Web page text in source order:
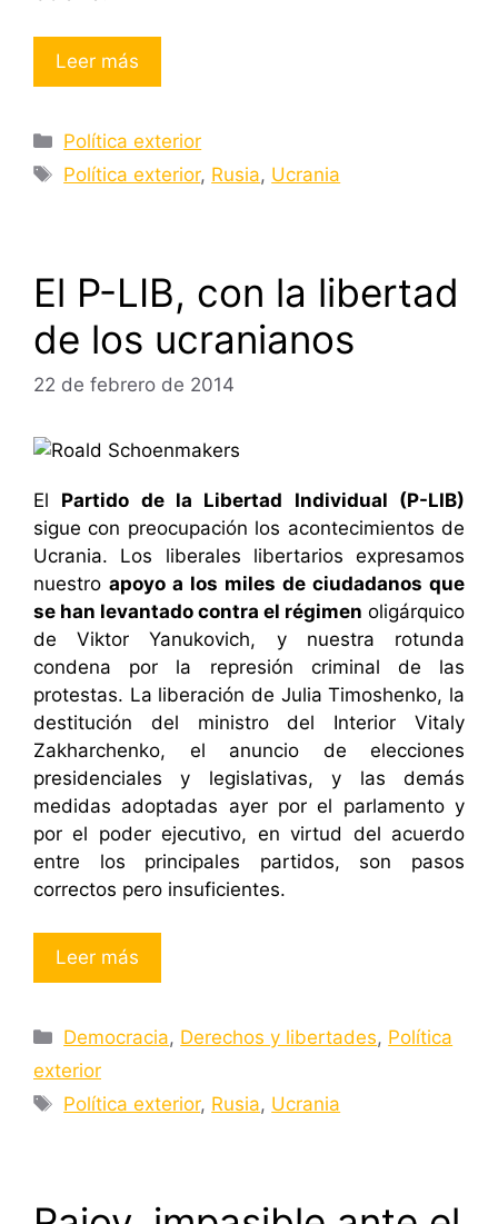
Leer más
Categorías
Política exterior
Etiquetas
Política exterior, Rusia, Ucrania
El P-LIB, con la libertad
de los ucranianos
22 de febrero de 2014
El Partido de la Libertad Individual (P-LIB)
sigue con preocupación los acontecimientos de
Ucrania. Los liberales libertarios expresamos
nuestro apoyo a los miles de ciudadanos que
se han levantado contra el régimen oligárquico
de Viktor Yanukovich, y nuestra rotunda
condena por la represión criminal de las
protestas. La liberación de Julia Timoshenko, la
destitución del ministro del Interior Vitaly
Zakharchenko, el anuncio de elecciones
presidenciales y legislativas, y las demás
medidas adoptadas ayer por el parlamento y
por el poder ejecutivo, en virtud del acuerdo
entre los principales partidos, son pasos
correctos pero insuficientes.
Leer más
Categorías
Democracia, Derechos y libertades, Política
exterior
Etiquetas
Política exterior, Rusia, Ucrania